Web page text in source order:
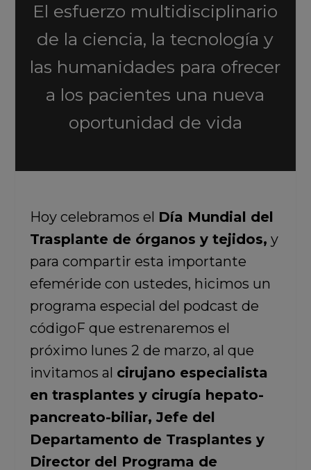
El esfuerzo multidisciplinario
de la ciencia, la tecnología y
las humanidades para ofrecer
a los pacientes una nueva
oportunidad de vida
Hoy celebramos el Día Mundial del
Trasplante de órganos y tejidos​, y
para compartir esta importante
efeméride con ustedes, hicimos un
programa especial del podcast de
códigoF que estrenaremos el
próximo lunes 2 de marzo, al que
invitamos al cirujano especialista
en trasplantes y cirugía hepato-
pancreato-biliar, Jefe del
Departamento de Trasplantes y
Director del Programa de